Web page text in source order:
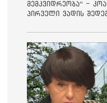
მემკვიდრეობა“ -
პირველი ვადის